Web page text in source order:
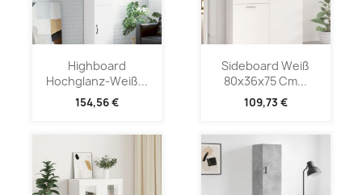
Highboard
Hochglanz-Weiß...
154,56 €
Sideboard Weiß
80x36x75 Cm...
109,73 €